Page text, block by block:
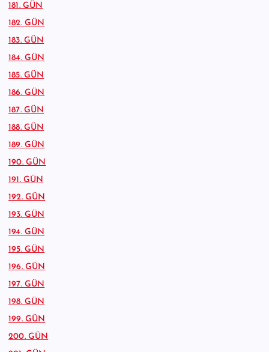
181. GÜN
182. GÜN
183. GÜN
184. GÜN
185. GÜN
186. GÜN
187. GÜN
188. GÜN
189. GÜN
190. GÜN
191. GÜN
192. GÜN
193. GÜN
194. GÜN
195. GÜN
196. GÜN
197. GÜN
198. GÜN
199. GÜN
200. GÜN